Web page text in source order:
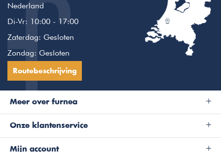
Nederland
Di-Vr: 10:00 - 17:00
Zaterdag: Gesloten
Zondag: Gesloten
Routebeschrijving
Meer over furnea
Onze klantenservice
Mijn account